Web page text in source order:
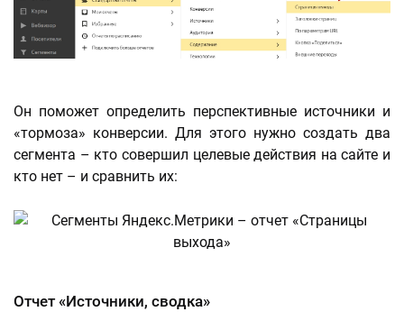
Он поможет определить перспективные источники и
«тормоза» конверсии. Для этого нужно создать два
сегмента – кто совершил целевые действия на сайте и
кто нет – и сравнить их:
Отчет «Источники, сводка»